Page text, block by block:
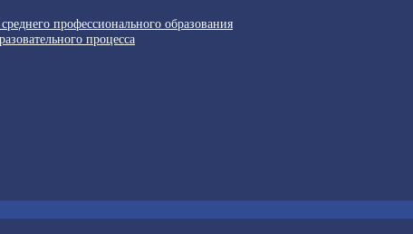
профессионального образования
процесса